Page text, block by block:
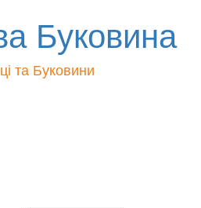
Буковина
та Буковини